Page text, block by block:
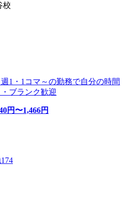
校
1・1コマ～の勤務で自分の時間
ブランク歓迎
円〜1,466円